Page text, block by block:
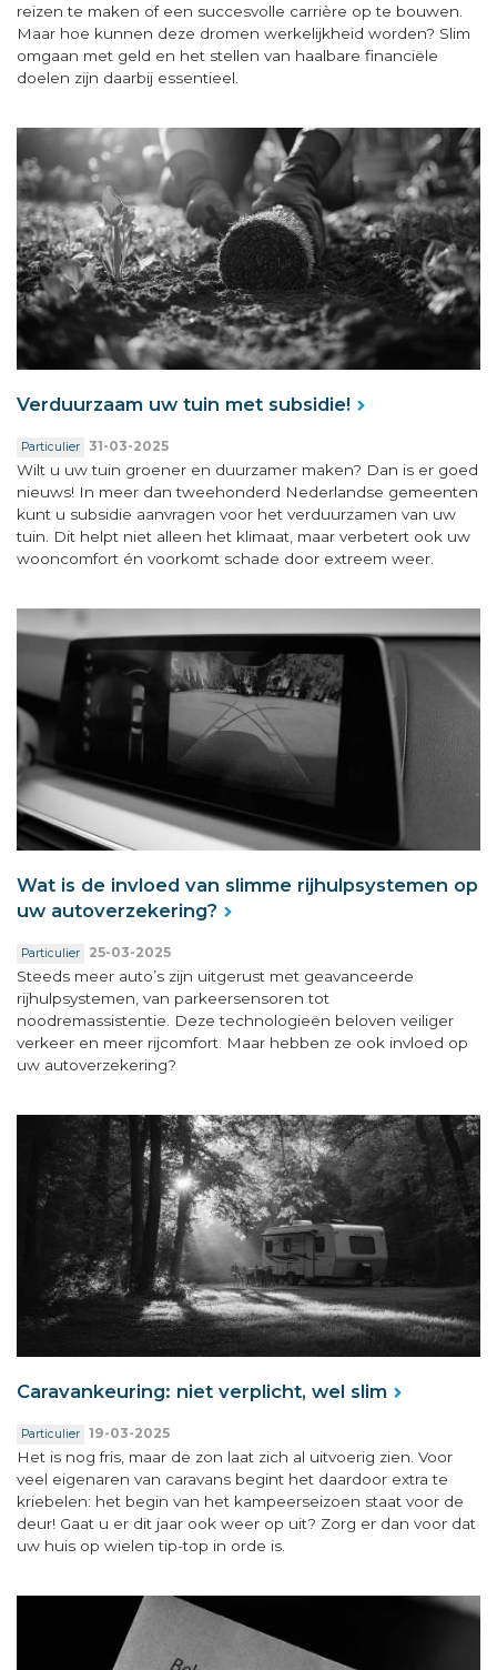
reizen te maken of een succesvolle carrière op te bouwen.
Maar hoe kunnen deze dromen werkelijkheid worden? Slim
omgaan met geld en het stellen van haalbare financiële
doelen zijn daarbij essentieel.
Verduurzaam uw tuin met subsidie!
Particulier 31-03-2025
Wilt u uw tuin groener en duurzamer maken? Dan is er goed
nieuws! In meer dan tweehonderd Nederlandse gemeenten
kunt u subsidie aanvragen voor het verduurzamen van uw
tuin. Dit helpt niet alleen het klimaat, maar verbetert ook uw
wooncomfort én voorkomt schade door extreem weer.
Wat is de invloed van slimme rijhulpsystemen op
uw autoverzekering?
Particulier 25-03-2025
Steeds meer auto’s zijn uitgerust met geavanceerde
rijhulpsystemen, van parkeersensoren tot
noodremassistentie. Deze technologieën beloven veiliger
verkeer en meer rijcomfort. Maar hebben ze ook invloed op
uw autoverzekering?
Caravankeuring: niet verplicht, wel slim
Particulier 19-03-2025
Het is nog fris, maar de zon laat zich al uitvoerig zien. Voor
veel eigenaren van caravans begint het daardoor extra te
kriebelen: het begin van het kampeerseizoen staat voor de
deur! Gaat u er dit jaar ook weer op uit? Zorg er dan voor dat
uw huis op wielen tip-top in orde is.